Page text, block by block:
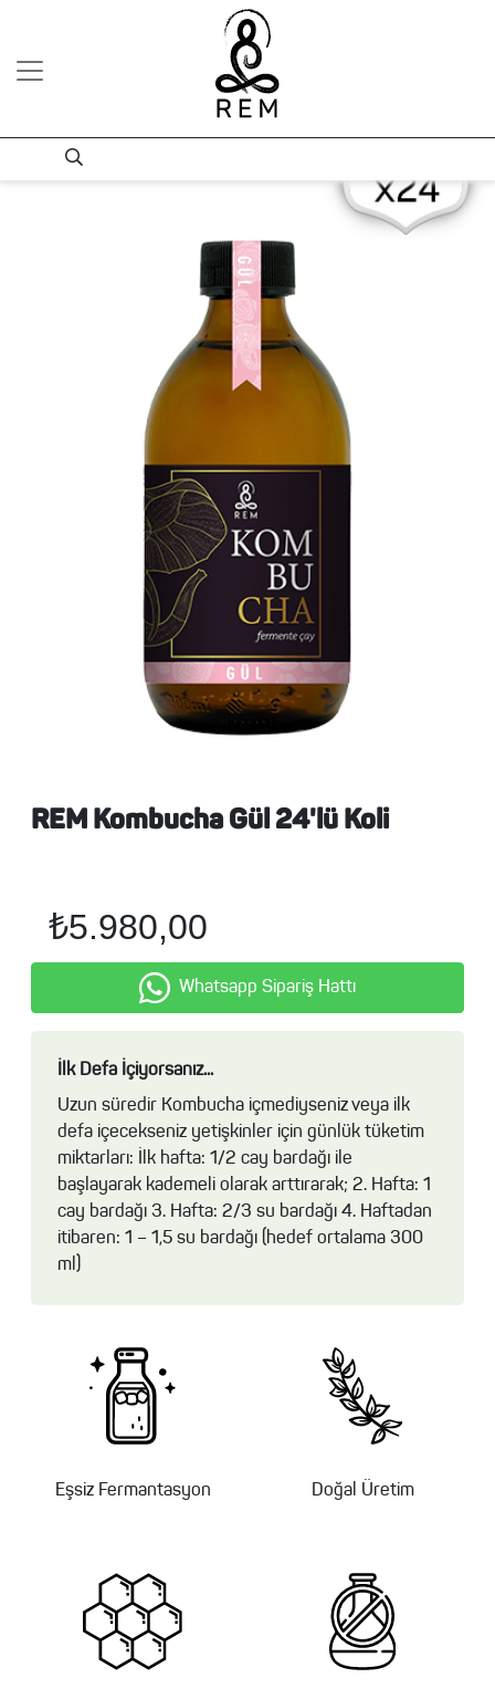
REM Kombucha Gül 24'lü Koli
₺5.980,00
Whatsapp Sipariş Hattı
İlk Defa İçiyorsanız...
Uzun süredir Kombucha içmediyseniz veya ilk
defa içecekseniz yetişkinler için günlük tüketim
miktarları: İlk hafta: 1/2 cay bardağı ile
başlayarak kademeli olarak arttırarak; 2. Hafta: 1
cay bardağı 3. Hafta: 2/3 su bardağı 4. Haftadan
itibaren: 1 – 1,5 su bardağı (hedef ortalama 300
ml)
Eşsiz Fermantasyon Doğal Üretim